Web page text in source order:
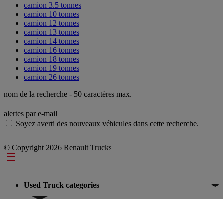
camion 3.5 tonnes
camion 10 tonnes
camion 12 tonnes
camion 13 tonnes
camion 14 tonnes
camion 16 tonnes
camion 18 tonnes
camion 19 tonnes
camion 26 tonnes
nom de la recherche - 50 caractères max.
alertes par e-mail
Soyez averti des nouveaux véhicules dans cette recherche.
© Copyright 2026 Renault Trucks
Footer
Used Truck categories